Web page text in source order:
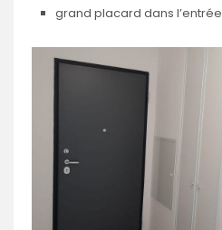
grand placard dans l’entrée